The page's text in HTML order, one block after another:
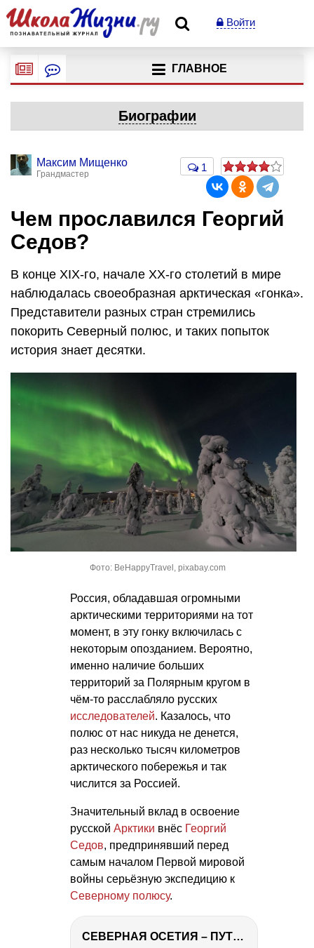
Войти
ГЛАВНОЕ
Биографии
Максим Мищенко
Грандмастер
1
Чем прославился Георгий
Седов?
В конце ХIХ-го, начале ХХ-го столетий в мире
наблюдалась своеобразная арктическая «гонка».
Представители разных стран стремились
покорить Северный полюс, и таких попыток
история знает десятки.
Фото: BeHappyTravel, pixabay.com
Россия, обладавшая огромными
арктическими территориями на тот
момент, в эту гонку включилась с
некоторым опозданием. Вероятно,
именно наличие больших
территорий за Полярным кругом в
чём-то расслабляло русских
исследователей. Казалось, что
полюс от нас никуда не денется,
раз несколько тысяч километров
арктического побережья и так
числится за Россией.
Значительный вклад в освоение
русской Арктики внёс Георгий
Седов, предпринявший перед
самым началом Первой мировой
войны серьёзную экспедицию к
Северному полюсу.
СЕВЕРНАЯ ОСЕТИЯ – ПУТЕШЕСТВИЕ НА КАВКАЗ часть 4